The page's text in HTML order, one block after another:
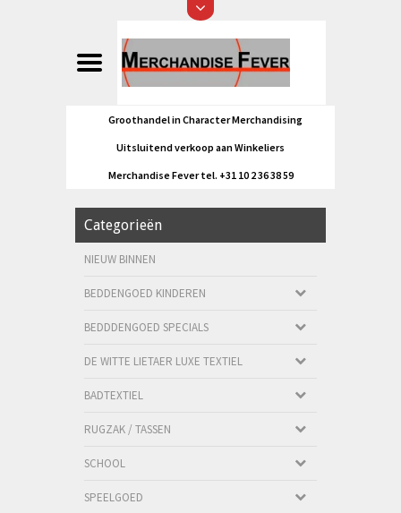
Groothandel in Character Merchandising
Uitsluitend verkoop aan Winkeliers
Merchandise Fever tel. +31 10 2 36 38 59
Categorieën
NIEUW BINNEN
BEDDENGOED KINDEREN
BEDDDENGOED SPECIALS
DE WITTE LIETAER LUXE TEXTIEL
BADTEXTIEL
RUGZAK / TASSEN
SCHOOL
SPEELGOED